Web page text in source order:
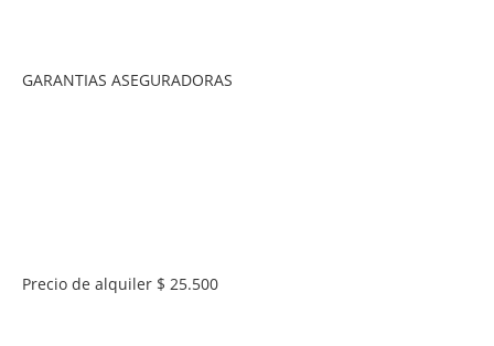
GARANTIAS ASEGURADORAS
Precio de alquiler $ 25.500